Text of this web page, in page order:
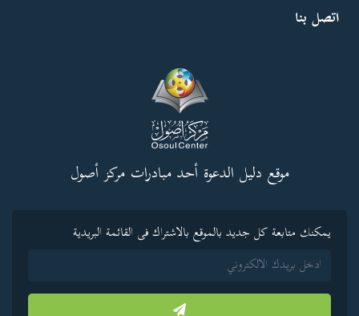
اتصل بنا
موقع دليل الدعوة أحد مبادرات مركز أصول
يمكنك متابعة كل جديد بالموقع بالاشتراك فى القائمة البريدية